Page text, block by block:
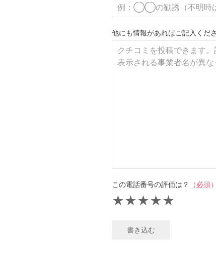
他にも情報があればご記入くだ
この電話番号の評価は？ （必須）
★
★
★
★
★
書き込む